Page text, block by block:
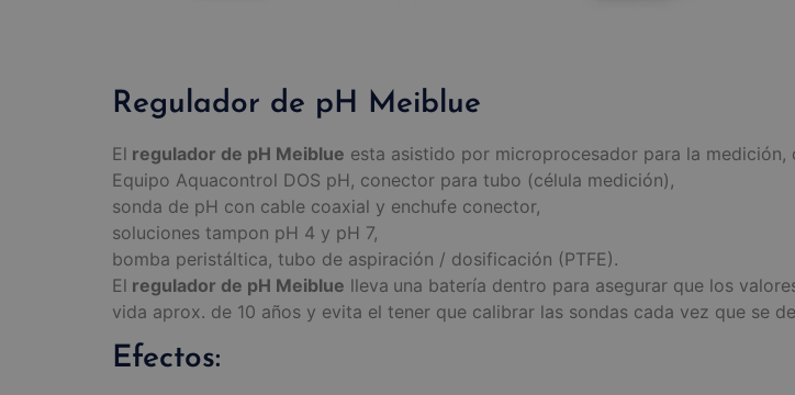
Regulador de pH Meiblue
El regulador de pH Meiblue esta asistido por microprocesador para la
Equipo Aquacontrol DOS pH, conector para tubo (célula medición),
sonda de pH con cable coaxial y enchufe conector,
soluciones tampon pH 4 y pH 7,
bomba peristáltica, tubo de aspiración / dosificación (PTFE).
El regulador de pH Meiblue lleva una batería dentro para asegurar que los
vida aprox. de 10 años y evita el tener que calibrar las sondas cada vez que se
Efectos: